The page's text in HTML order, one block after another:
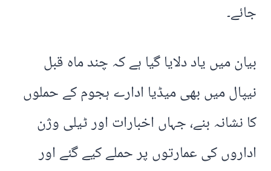
جائے۔
بیان میں یاد دلایا گیا ہے کہ چند ماہ قبل
نیپال میں بھی میڈیا ادارے ہجوم کے حملوں
کا نشانہ بنے، جہاں اخبارات اور ٹیلی وژن
اداروں کی عمارتوں پر حملے کیے گئے اور